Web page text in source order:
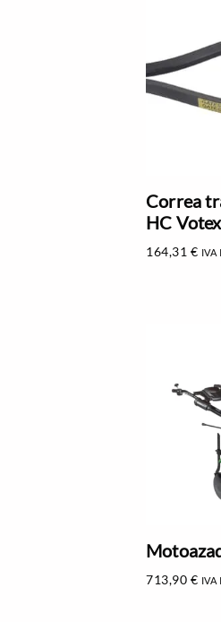
Correa
HC Votex
164,31 € IVA
713,90 € IVA